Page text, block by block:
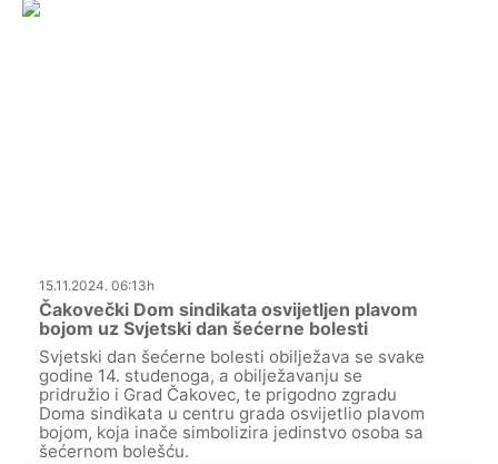
15.11.2024. 06:13h
Čakovečki Dom sindikata osvijetljen plavom
bojom uz Svjetski dan šećerne bolesti
Svjetski dan šećerne bolesti obilježava se svake
godine 14. studenoga, a obilježavanju se
pridružio i Grad Čakovec, te prigodno zgradu
Doma sindikata u centru grada osvijetlio plavom
bojom, koja inače simbolizira jedinstvo osoba sa
šećernom bolešću.